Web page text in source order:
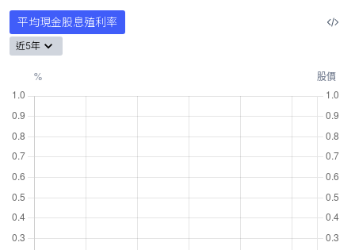
平均現金股息殖利率
近5年